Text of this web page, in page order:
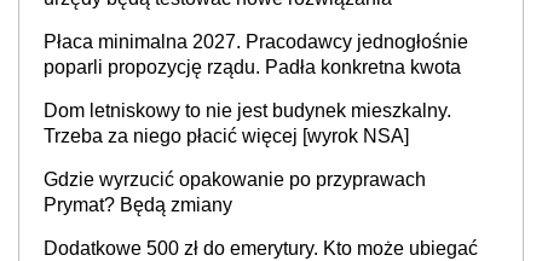
Płaca minimalna 2027. Pracodawcy jednogłośnie
poparli propozycję rządu. Padła konkretna kwota
Dom letniskowy to nie jest budynek mieszkalny.
Trzeba za niego płacić więcej [wyrok NSA]
Gdzie wyrzucić opakowanie po przyprawach
Prymat? Będą zmiany
Dodatkowe 500 zł do emerytury. Kto może ubiegać